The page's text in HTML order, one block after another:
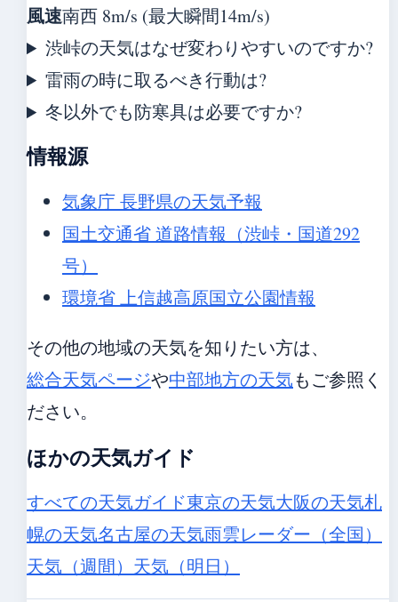
風速南西 8m/s (最大瞬間14m/s)
渋峠の天気はなぜ変わりやすいのですか?
雷雨の時に取るべき行動は?
冬以外でも防寒具は必要ですか?
情報源
気象庁 長野県の天気予報
国土交通省 道路情報（渋峠・国道292
号）
環境省 上信越高原国立公園情報
その他の地域の天気を知りたい方は、
総合天気ページや中部地方の天気もご参照く
ださい。
ほかの天気ガイド
すべての天気ガイド東京の天気大阪の天気札
幌の天気名古屋の天気雨雲レーダー（全国）
天気（週間） 天気（明日）